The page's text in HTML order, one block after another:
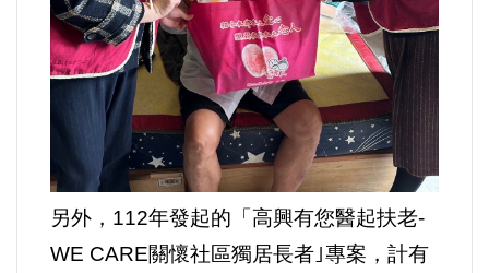
發明/專利
文化資產/文物保護
旅館/民宿
另外，112年發起的「高興有您醫起扶老-
WE CARE關懷社區獨居長者｣專案，計有